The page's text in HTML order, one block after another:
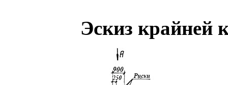
Эскиз крайней